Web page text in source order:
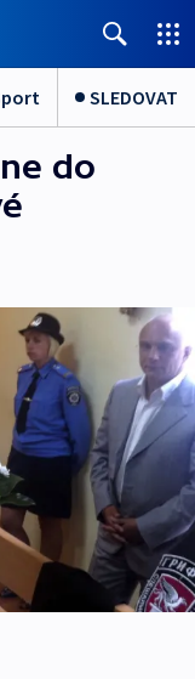
SLEDOVAT
do